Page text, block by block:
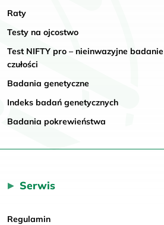
Raty
Testy na ojcostwo
Test NIFTY pro – nieinwazyjne
czułości
Badania genetyczne
Indeks badań genetycznych
Badania pokrewieństwa
Serwis
Regulamin